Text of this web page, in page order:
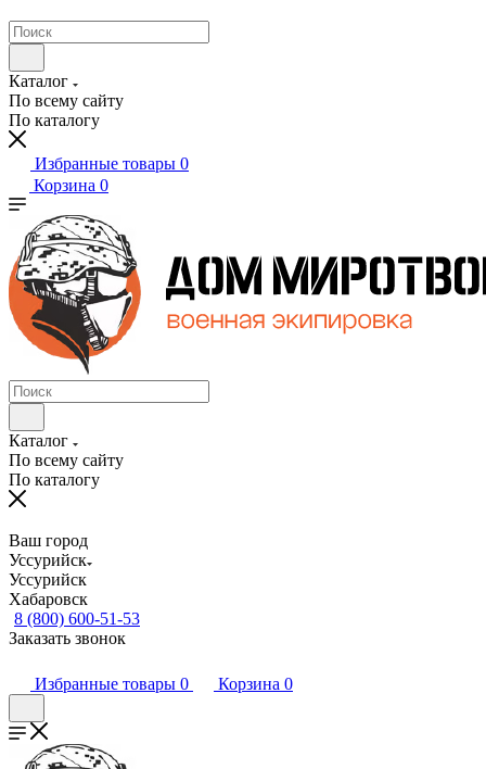
Каталог
По всему сайту
По каталогу
Избранные товары 0
Корзина 0
Каталог
По всему сайту
По каталогу
Ваш город
Уссурийск
Уссурийск
Хабаровск
8 (800) 600-51-53
Заказать звонок
Избранные товары 0 Корзина 0